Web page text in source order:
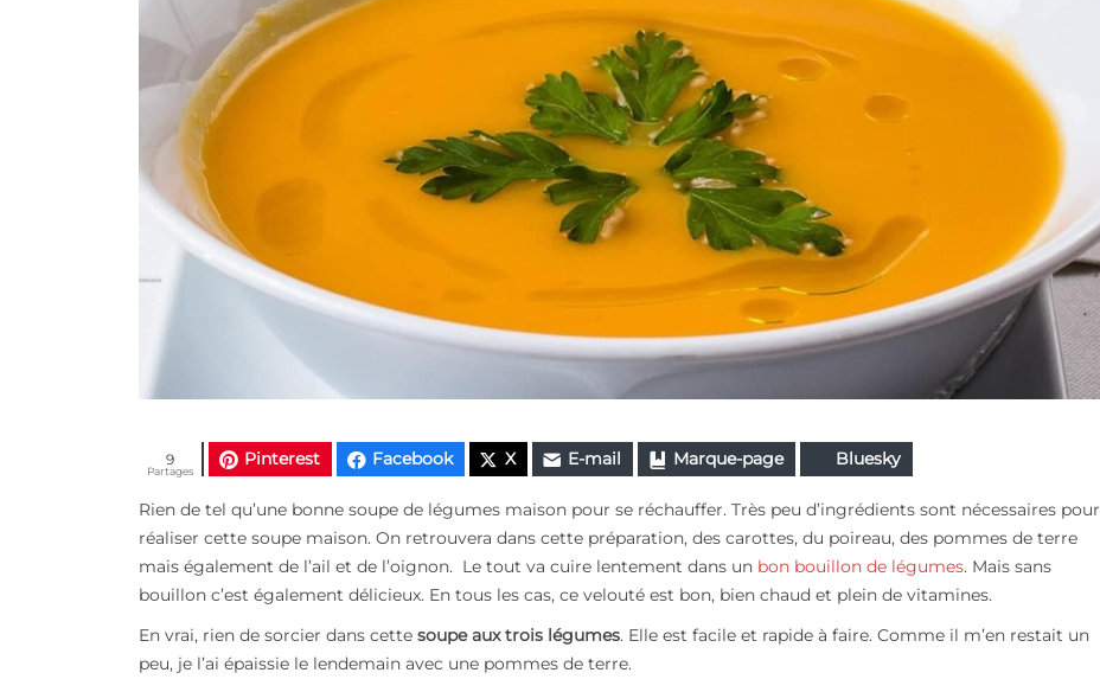
Pinterest Facebook X E-mail Marque-page Bluesky
Partages
9
Rien de tel qu’une bonne soupe de légumes maison pour se réchauffer. Très peu d’ingrédients sont nécessaires pour
réaliser cette soupe maison. On retrouvera dans cette préparation, des carottes, du poireau, des pommes de terre
mais également de l’ail et de l’oignon. Le tout va cuire lentement dans un bon bouillon de légumes. Mais sans
bouillon c’est également délicieux. En tous les cas, ce velouté est bon, bien chaud et plein de vitamines.
En vrai, rien de sorcier dans cette soupe aux trois légumes. Elle est facile et rapide à faire. Comme il m’en restait un
peu, je l’ai épaissie le lendemain avec une pommes de terre.